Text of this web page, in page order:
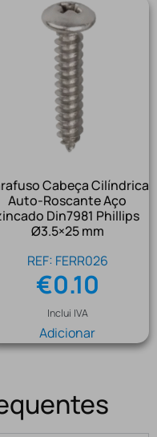
Cabeça Cilíndrica
Auto-Roscante Aço
Din7981 Phillips
Ø3.5×25 mm
REF: FERR026
€0.10
Inclui IVA
Adicionar